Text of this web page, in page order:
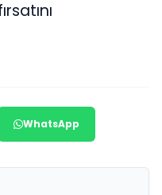
WhatsApp